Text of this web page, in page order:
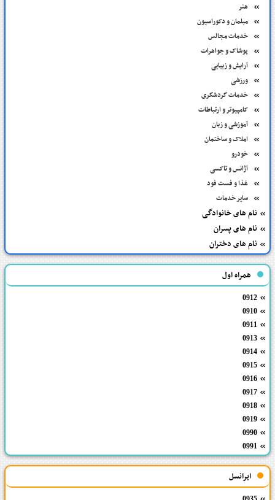
هنر
مبلمان و دکوراسیون
خدمات مجالس
پوشاک و جواهرات
آرایش و زیبایی
ورزشی
خدمات گردشگری
کامپیوتر و ارتباطات
آموزشی و زبان
املاک و ساختمان
خودرو
آژانس و تاکسی
غذا و فست فود
سایر خدمات
نام های خانوادگی
نام های پسران
نام های دختران
همراه اول
0912
0910
0911
0913
0914
0915
0916
0917
0918
0919
0990
0991
ایرانسل